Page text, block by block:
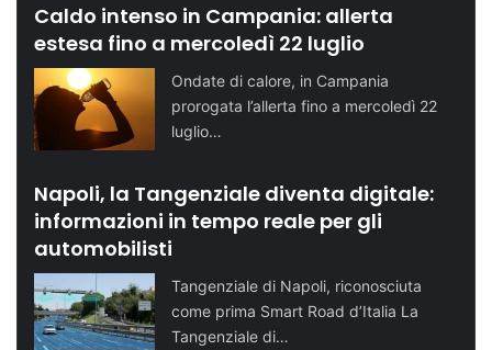
Caldo intenso in Campania: allerta
estesa fino a mercoledì 22 luglio
Ondate di calore, in Campania
prorogata l’allerta fino a mercoledì 22
luglio…
Napoli, la Tangenziale diventa digitale:
informazioni in tempo reale per gli
automobilisti
Tangenziale di Napoli, riconosciuta
come prima Smart Road d’Italia La
Tangenziale di…